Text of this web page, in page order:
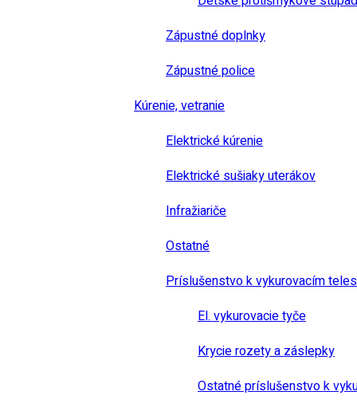
Zápustné doplnky
Zápustné police
Kúrenie, vetranie
Elektrické kúrenie
Elektrické sušiaky uterákov
Infražiariče
Ostatné
Príslušenstvo k vykurovacím
El. vykurovacie tyče
Krycie rozety a záslepky
Ostatné príslušenstvo k